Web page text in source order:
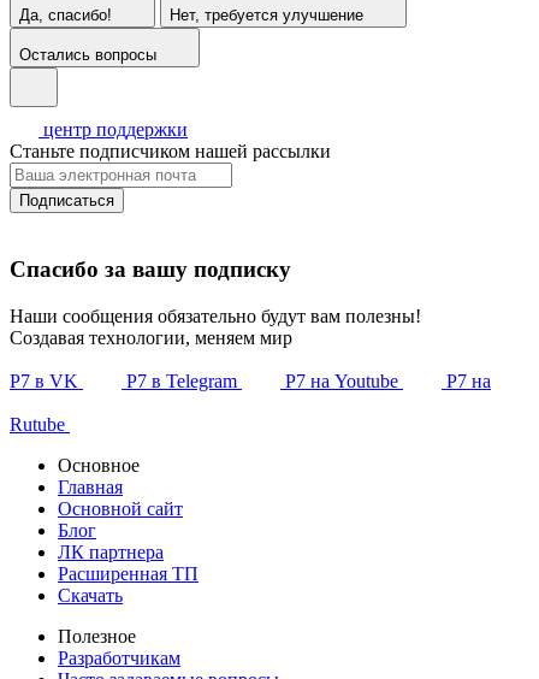
Да, спасибо! Нет, требуется улучшение
Остались вопросы
центр поддержки
Станьте подписчиком нашей рассылки
Подписаться
Спасибо за вашу подписку
Наши сообщения обязательно будут вам полезны!
Создавая технологии, меняем мир
Р7 в VK Р7 в Telegram Р7 на Youtube Р7 на
Rutube
Основное
Главная
Основной сайт
Блог
ЛК партнера
Расширенная ТП
Скачать
Полезное
Разработчикам